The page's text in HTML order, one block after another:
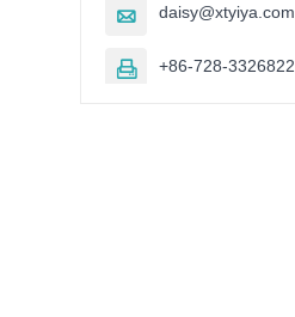
 daisy@xtyiya.com
 +86-728-3326822